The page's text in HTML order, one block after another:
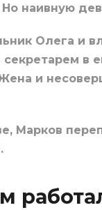
наивную
Олега и
секретарем в
и
Марков